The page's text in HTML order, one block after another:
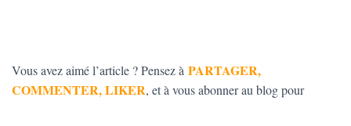
Vous avez aimé l’article ? Pensez à PARTAGER,
COMMENTER, LIKER, et à vous abonner au blog pour